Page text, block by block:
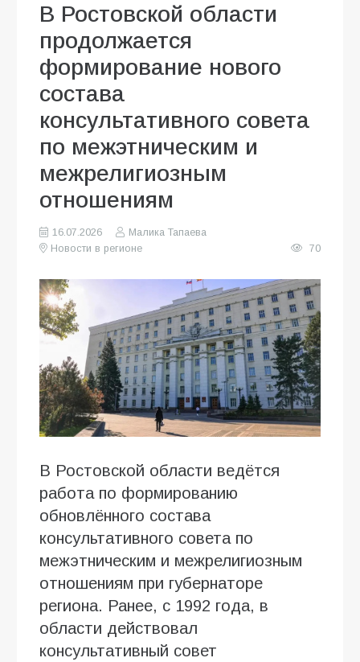
В Ростовской области
продолжается
формирование нового
состава
консультативного совета
по межэтническим и
межрелигиозным
отношениям
16.07.2026
Малика Тапаева
Новости в регионе
70
В Ростовской области ведётся
работа по формированию
обновлённого состава
консультативного совета по
межэтническим и межрелигиозным
отношениям при губернаторе
региона. Ранее, с 1992 года, в
области действовал
консультативный совет